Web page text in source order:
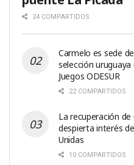
24 COMPARTIDOS
Carmelo es sede
selección
Juegos ODESUR
22 COMPARTIDOS
La recuperación
despierta interés
Unidas
10 COMPARTIDOS